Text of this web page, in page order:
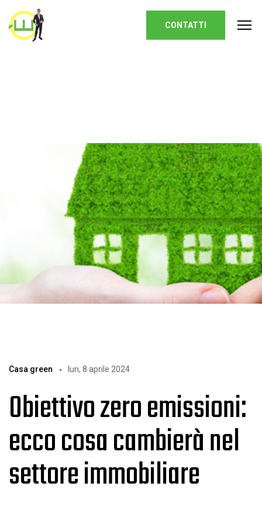
Homepage
CONTATTI
Casa green lun, 8 aprile 2024
Obiettivo zero emissioni:
ecco cosa cambierà nel
settore immobiliare